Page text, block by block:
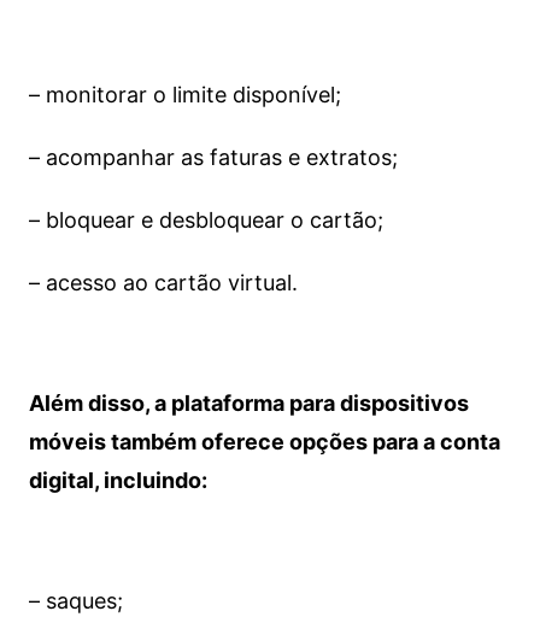
– monitorar o limite disponível;
– acompanhar as faturas e extratos;
– bloquear e desbloquear o cartão;
– acesso ao cartão virtual.
Além disso, a plataforma para dispositivos
móveis também oferece opções para a conta
digital, incluindo:
– saques;